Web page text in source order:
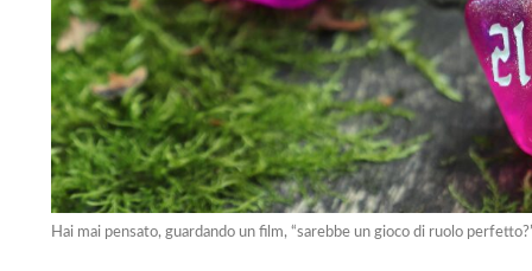
Hai mai pensato, guardando un film, “sarebbe un gioco di ruolo